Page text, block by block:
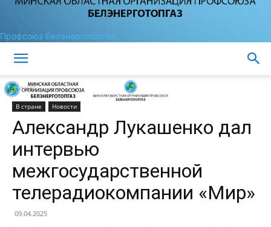
Профсоюз Белэнерготопгаз
Домой
В стране Новости
Александр Лукашенко дал
интервью
межгосударственной
телерадиокомпании «Мир»
09.04.2025